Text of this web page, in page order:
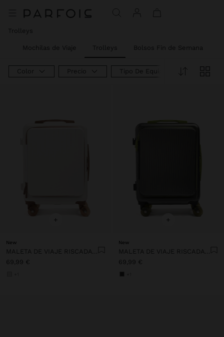
Trolleys
Mochilas de Viaje Trolleys Bolsos Fin de Semana
Color Precio Tipo De Equipaje
+
New
MALETA DE VIAJE RISCADA CON PORTA-VASOS
69,99 €
+
New
MALETA DE VIAJE RISCADA CON PORTA-VASOS
69,99 €